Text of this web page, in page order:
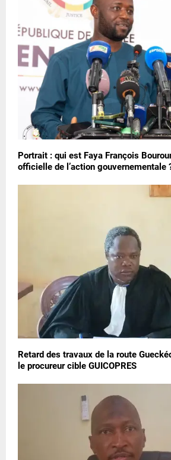
Portrait : qui est Faya François
officielle de l’action gouvernementale
Retard des travaux de la route
le procureur cible GUICOPRES